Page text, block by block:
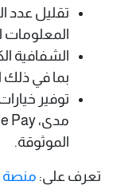
تقليل عدد
المعلومات
الشفافية
بما في
توفير
الموثوقة.
تعرف على: